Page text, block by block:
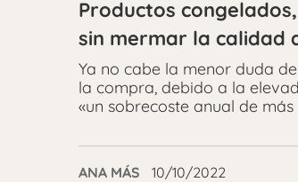
Productos
sin mermar la calidad
Ya no cabe la menor duda
la compra, debido a la
«un sobrecoste anual de
ANA MÁS 10/10/2022